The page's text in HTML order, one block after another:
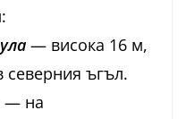
:
— висока 16 м,
северния ъгъл.
— на